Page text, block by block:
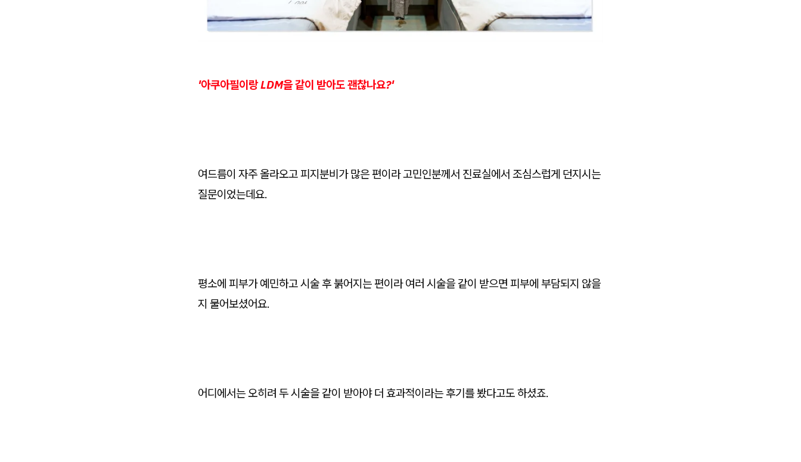
'아쿠아필이랑 LDM을 같이 받아도 괜찮나요?'
여드름이 자주 올라오고 피지분비가 많은 편이라 고민인분께서 진료실에서 조심스럽게 던지시는
질문이었는데요.
평소에 피부가 예민하고 시술 후 붉어지는 편이라 여러 시술을 같이 받으면 피부에 부담되지 않을
지 물어보셨어요.
어디에서는 오히려 두 시술을 같이 받아야 더 효과적이라는 후기를 봤다고도 하셨죠.